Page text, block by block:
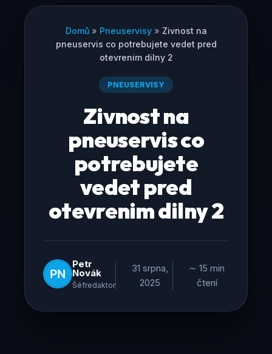
Domů» Pneuservisy» Zivnost na
pneuservis co potrebujete vedet pred
otevrenim dilny 2
PNEUSERVISY
Zivnost na
pneuservis co
potrebujete
vedet pred
otevrenim dilny 2
Petr
Novák
Šéfredaktor
31 srpna,
2025
∼ 15 min
čtení